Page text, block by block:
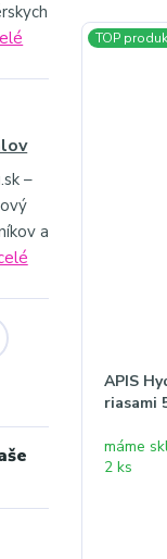
TOP
APIS
riasami
máme
2 ks
–
a